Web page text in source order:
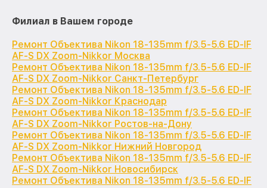
Филиал в Вашем городе
Ремонт Объектива Nikon 18-135mm f/3.5-5.6 ED-IF
AF-S DX Zoom-Nikkor Москва
Ремонт Объектива Nikon 18-135mm f/3.5-5.6 ED-IF
AF-S DX Zoom-Nikkor Санкт-Петербург
Ремонт Объектива Nikon 18-135mm f/3.5-5.6 ED-IF
AF-S DX Zoom-Nikkor Краснодар
Ремонт Объектива Nikon 18-135mm f/3.5-5.6 ED-IF
AF-S DX Zoom-Nikkor Ростов-на-Дону
Ремонт Объектива Nikon 18-135mm f/3.5-5.6 ED-IF
AF-S DX Zoom-Nikkor Нижний Новгород
Ремонт Объектива Nikon 18-135mm f/3.5-5.6 ED-IF
AF-S DX Zoom-Nikkor Новосибирск
Ремонт Объектива Nikon 18-135mm f/3.5-5.6 ED-IF